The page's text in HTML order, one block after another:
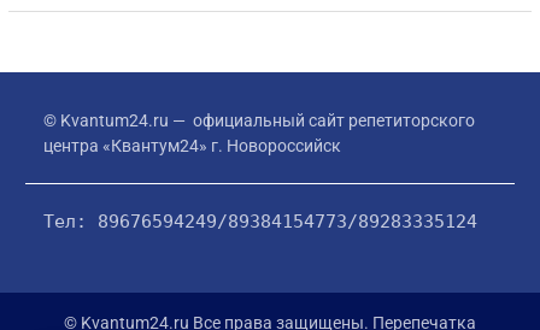
© Kvantum24.ru — официальный сайт репетиторского
центра «Квантум24» г. Новороссийск
Тел: 89676594249/89384154773/89283335124
© Kvantum24.ru Все права защищены. Перепечатка